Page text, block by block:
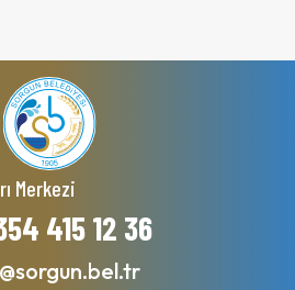
Merkezi
415 12 36